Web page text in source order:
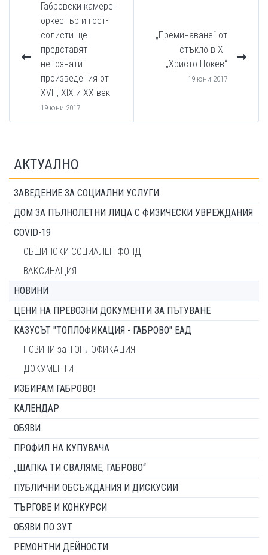
Габровски камерен
оркестър и гост-
солисти ще
представят
непознати
произведения от
ХVІІІ, ХІХ и ХХ век
19 юни 2017
„Преминаване“ от
стъкло в ХГ
„Христо Цокев“
19 юни 2017
АКТУАЛНО
ЗАВЕДЕНИЕ ЗА СОЦИАЛНИ УСЛУГИ
ДОМ ЗА ПЪЛНОЛЕТНИ ЛИЦА С ФИЗИЧЕСКИ УВРЕЖДАНИЯ
COVID-19
ОБЩИНСКИ СОЦИАЛЕН ФОНД
ВАКСИНАЦИЯ
НОВИНИ
ЦЕНИ НА ПРЕВОЗНИ ДОКУМЕНТИ ЗА ПЪТУВАНЕ
КАЗУСЪТ "ТОПЛОФИКАЦИЯ - ГАБРОВО" ЕАД
НОВИНИ за ТОПЛОФИКАЦИЯ
ДОКУМЕНТИ
ИЗБИРАМ ГАБРОВО!
КАЛЕНДАР
ОБЯВИ
ПРОФИЛ НА КУПУВАЧА
„ШАПКА ТИ СВАЛЯМЕ, ГАБРОВО“
ПУБЛИЧНИ ОБСЪЖДАНИЯ И ДИСКУСИИ
ТЪРГОВЕ И КОНКУРСИ
ОБЯВИ ПО ЗУТ
РЕМОНТНИ ДЕЙНОСТИ